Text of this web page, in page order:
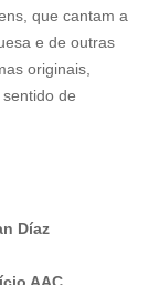
que cantam a
e de outras
originais,
de
Díaz